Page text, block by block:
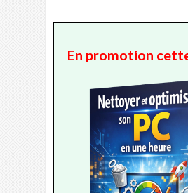
En promotion